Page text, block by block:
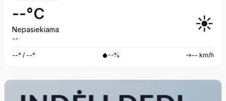
--°C
Nepasiekiama
--
☀️
--° / --° --% -- km/h